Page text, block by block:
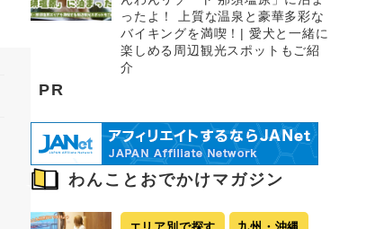
ったよ！ 上質な温泉と豪華多彩な
バイキングを満喫！| 愛犬と一緒に
楽しめる周辺観光スポットもご紹
介
PR
わんことおでかけマガジン